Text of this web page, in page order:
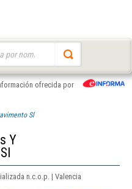
ofrecida por
Sl
Y
n.c.o.p. | Valencia